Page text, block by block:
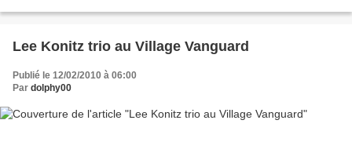
Lee Konitz trio au Village Vanguard
Publié le 12/02/2010 à 06:00
Par dolphy00